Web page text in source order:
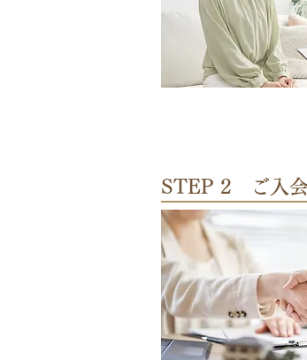
STEP 2 ご入会